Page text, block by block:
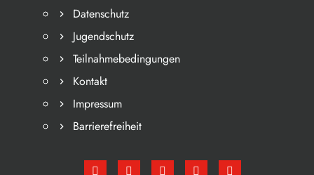
Datenschutz
Jugendschutz
Teilnahmebedingungen
Kontakt
Impressum
Barrierefreiheit